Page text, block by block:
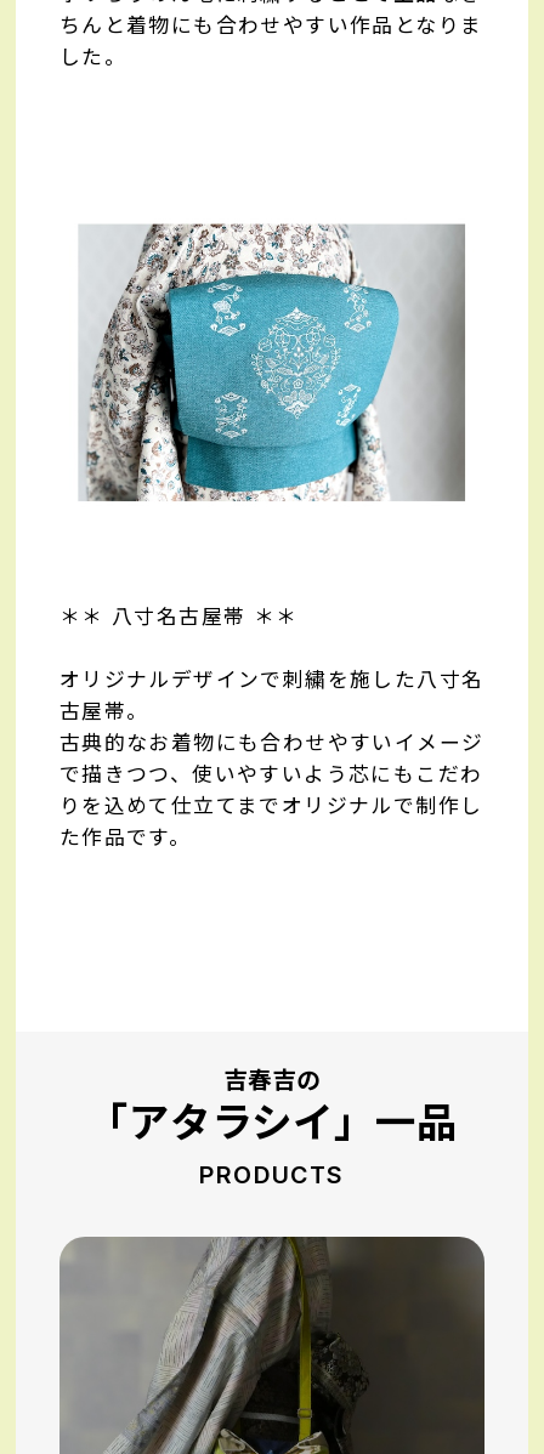
ちんと着物にも合わせやすい作品となりま
した。
＊＊ 八寸名古屋帯 ＊＊
オリジナルデザインで刺繍を施した八寸名
古屋帯。
古典的なお着物にも合わせやすいイメージ
で描きつつ、使いやすいよう芯にもこだわ
りを込めて仕立てまでオリジナルで制作し
た作品です。
吉春吉の
「アタラシイ」一品
PRODUCTS